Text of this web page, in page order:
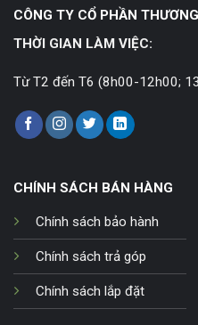
CÔNG TY CỔ PHẦN
THỜI GIAN LÀM VIỆC:
Từ T2 đến T6 (8h00-12h00;
CHÍNH SÁCH BÁN HÀNG
Chính sách bảo hành
Chính sách trả góp
Chính sách lắp đặt